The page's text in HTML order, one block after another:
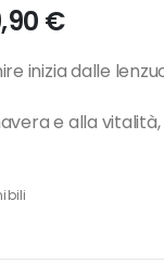
€.
€Il
attuale
109,90
inizia dalle
e alla